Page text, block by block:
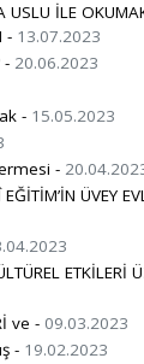
USLU İLE
- 13.07.2023
- 20.06.2023
- 15.05.2023
-
ÜVEY
ETKİLERİ
ve - 09.03.2023
- 19.02.2023